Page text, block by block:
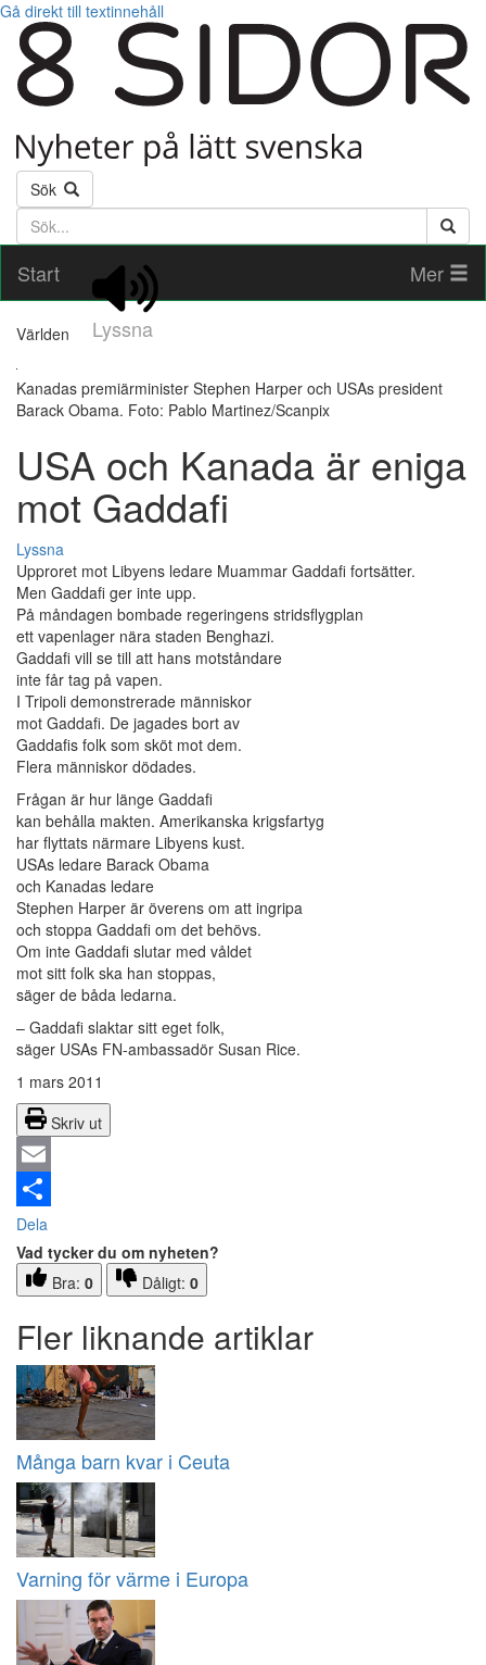
Gå direkt till textinnehåll
Sök
Söktext
Start
Lyssna
Mer
Världen
Kanadas premiärminister Stephen Harper och USAs president
Barack Obama. Foto: Pablo Martinez/Scanpix
USA och Kanada är eniga
mot Gaddafi
Lyssna
Upproret mot Libyens ledare Muammar Gaddafi fortsätter.
Men Gaddafi ger inte upp.
På måndagen bombade regeringens stridsflygplan
ett vapenlager nära staden Benghazi.
Gaddafi vill se till att hans motståndare
inte får tag på vapen.
I Tripoli demonstrerade människor
mot Gaddafi. De jagades bort av
Gaddafis folk som sköt mot dem.
Flera människor dödades.
Frågan är hur länge Gaddafi
kan behålla makten. Amerikanska krigsfartyg
har flyttats närmare Libyens kust.
USAs ledare Barack Obama
och Kanadas ledare
Stephen Harper är överens om att ingripa
och stoppa Gaddafi om det behövs.
Om inte Gaddafi slutar med våldet
mot sitt folk ska han stoppas,
säger de båda ledarna.
– Gaddafi slaktar sitt eget folk,
säger USAs FN-ambassadör Susan Rice.
1 mars 2011
Skriv ut
Email
Dela
Vad tycker du om nyheten?
Bra: 0 Dåligt: 0
Fler liknande artiklar
Många barn kvar i Ceuta
Varning för värme i Europa